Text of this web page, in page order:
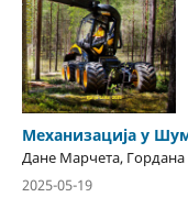
Механизација у
Дане Марчета,
2025-05-19